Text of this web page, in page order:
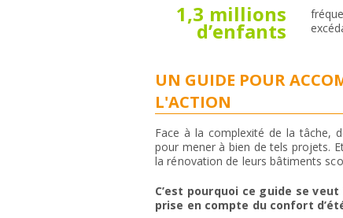
1,3 millions
d’enfants
UN GUIDE POUR
L'ACTION
Face à la complexité de la tâche,
pour mener à bien de tels projets.
la rénovation de leurs bâtiments
C’est pourquoi ce guide se
prise en compte du confort